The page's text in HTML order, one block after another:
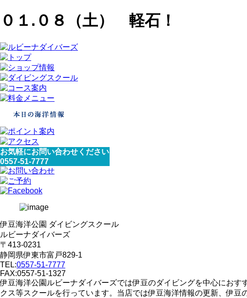
０１.０８（土） 軽石！
お気軽にお問い合わせください
0557-51-7777
伊豆海洋公園 ダイビングスクール
ルビーナダイバーズ
〒413-0231
静岡県伊東市富戸829-1
TEL:0557-51-7777
FAX:0557-51-1327
伊豆海洋公園ルビーナダイバーズでは伊豆のダイビングを中心にお
クス等スクールを行っています。当店では伊豆海洋情報の更新、伊